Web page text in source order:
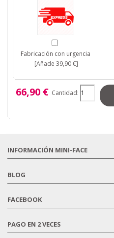
Fabricación con urgencia
[Añade 39,90 €]
66,90 € Cantidad:
INFORMACIÓN MINI-FACE
BLOG
FACEBOOK
PAGO EN 2 VECES